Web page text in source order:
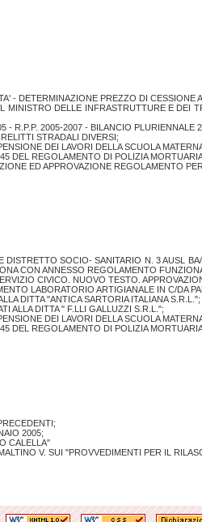
- DETERMINAZIONE PREZZO DI CESSIONE
MINISTRO DELLE INFRASTRUTTURE E DEI
- R.P.P. 2005-2007 - BILANCIO PLURIENNALE
STRADALI DIVERSI;
DEI LAVORI DELLA SCUOLA
DEL REGOLAMENTO DI POLIZIA
ED APPROVAZIONE REGOLAMENTO
SOCIO- SANITARIO N. 3 AUSL
CON ANNESSO REGOLAMENTO
CIVICO. NUOVO TESTO.
LABORATORIO ARTIGIANALE IN C/DA
DITTA "ANTICA SARTORIA ITALIANA S.R.L.";
ALLA DITTA " F.LLI GALLUZZI S.R.L.";
DEI LAVORI DELLA SCUOLA
DEL REGOLAMENTO DI POLIZIA
2005;
CALELLA"
V. SUI "PROVVEDIMENTI PER IL